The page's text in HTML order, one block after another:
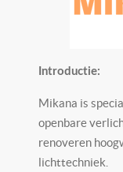
Introductie:
Mikana is
openbare
renoveren
lichttechniek.